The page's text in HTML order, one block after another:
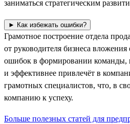
заниматься стратегическим
► Как избежать ошибки?
Грамотное построение отдела
от руководителя бизнеса вложения
ошибок в формировании команды,
и эффективнее привлечёт в
грамотных специалистов, что, в
компанию к успеху.
Больше полезных статей для